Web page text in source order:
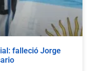
falleció Jorge